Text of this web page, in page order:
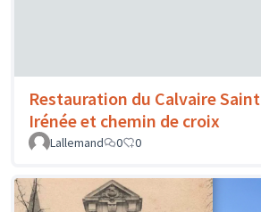
Restauration du Calvaire Saint
Irénée et chemin de croix
Lallemand
0 0